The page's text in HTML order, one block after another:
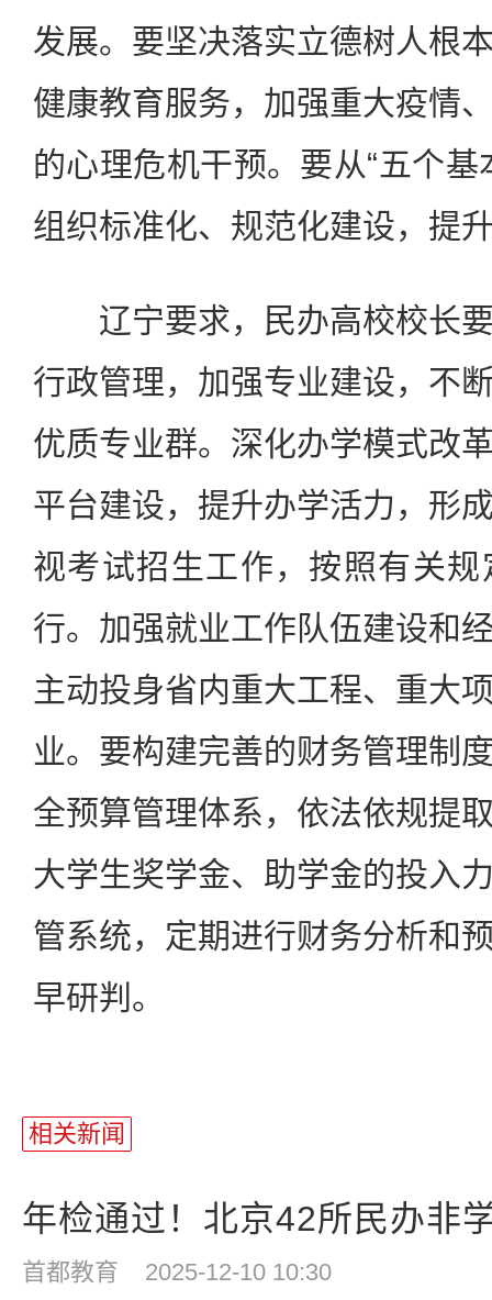
发展。要坚决落实立德树人根
健康教育服务，加强重大疫情
的心理危机干预。要从“五个
组织标准化、规范化建设，提
辽宁要求，民办高校校长要
行政管理，加强专业建设，不
优质专业群。深化办学模式改
平台建设，提升办学活力，形
视考试招生工作，按照有关
行。加强就业工作队伍建设和
主动投身省内重大工程、重大
业。要构建完善的财务管理制
全预算管理体系，依法依规提
大学生奖学金、助学金的投入
管系统，定期进行财务分析和
早研判。
相关新闻
年检通过！北京42所民办非
首都教育 2025-12-10 10:30